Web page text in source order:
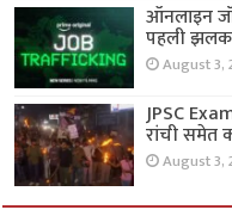
ऑनलाइन
पहली
August 3,
JPSC
रांची समेत
August 3,